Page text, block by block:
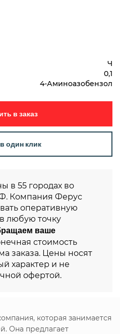
Ч
0,1
4-Аминоазобензол
Добавить в заказ
один клик
в 55 городах во
Компания Ферус
оперативную
в любую точку
ваше
стоимость
заказа. Цены носят
характер и не
офертой.
которая занимается
Она предлагает